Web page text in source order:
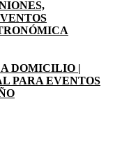
DOMICILIO |
PARA EVENTOS